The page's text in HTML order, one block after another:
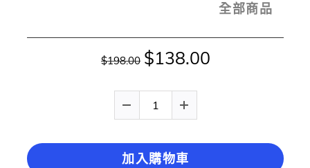
全部商品
$198.00 $138.00
加入購物車